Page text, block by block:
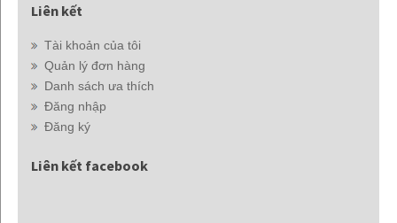
Liên kết
Tài khoản của tôi
Quản lý đơn hàng
Danh sách ưa thích
Đăng nhập
Đăng ký
Liên kết facebook